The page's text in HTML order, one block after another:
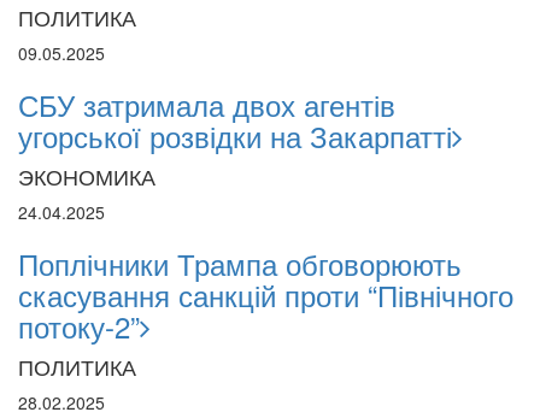
ПОЛИТИКА
09.05.2025
СБУ затримала двох агентів
угорської розвідки на Закарпатті
ЭКОНОМИКА
24.04.2025
Поплічники Трампа обговорюють
скасування санкцій проти “Північного
потоку-2”
ПОЛИТИКА
28.02.2025